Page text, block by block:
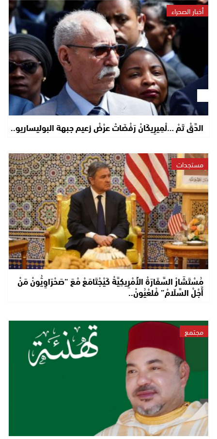
أخبار الصحراء
الدَّقْ تَمْ …لْمِيرِيكَانْ رَفْضَاتْ عرْضْ زعيم جبهة البوليساريو..
مستجدات
مُسْتَشَارْ السَّفَارَةْ الأَمْرِيكِيَّةْ كَيْجْتَامَعْ مْعَ “صَحْرَاوِيُّونْ مَنْ
أَجْلْ السَّلَامْ” فْلعْيُونْ..
مجتمع